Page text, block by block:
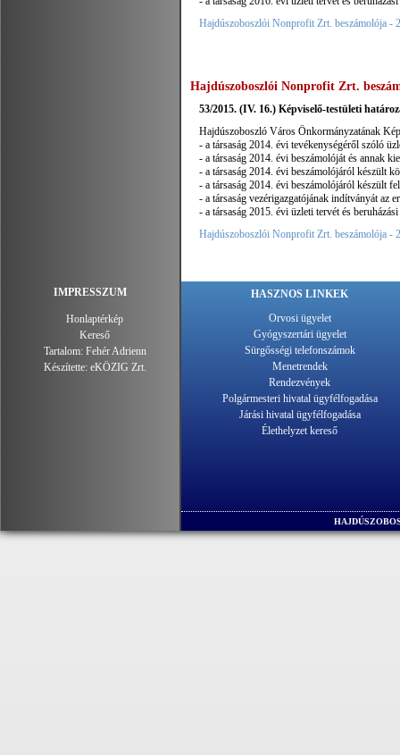
Hajdúszoboszlói Nonprofit Zrt. beszámolója -
Hajdúszoboszlói Nonprofit Zrt.
53/2015. (IV. 16.) Képviselő-testületi
Hajdúszoboszló Város Önkormányzatának
- a társaság 2014. évi tevékenységéről szóló
- a társaság 2014. évi beszámolóját és annak
- a társaság 2014. évi beszámolójáról készült
- a társaság 2014. évi beszámolójáról készült
- a társaság vezérigazgatójának indítványát az
- a társaság 2015. évi üzleti tervét és
Hajdúszoboszlói Nonprofit Zrt. beszámolója -
IMPRESSZUM
Honlaptérkép
Kereső
Tartalom: Fehér Adrienn
Készítette: eKÖZIG Zrt.
HASZNOS LINKEK
Orvosi ügyelet
Gyógyszertári ügyelet
Sürgősségi telefonszámok
Menetrendek
Rendezvények
Polgármesteri hivatal ügyfélfogadása
Járási hivatal ügyfélfogadása
Élethelyzet kereső